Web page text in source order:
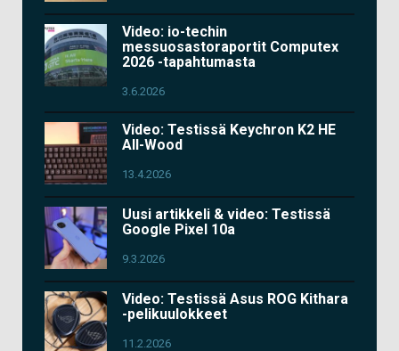
Video: io-techin
messuosastoraportit Computex
2026 -tapahtumasta
3.6.2026
Video: Testissä Keychron K2 HE
All-Wood
13.4.2026
Uusi artikkeli & video: Testissä
Google Pixel 10a
9.3.2026
Video: Testissä Asus ROG Kithara
-pelikuulokkeet
11.2.2026